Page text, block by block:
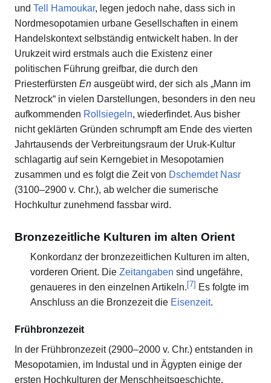
und Tell Hamoukar, legen jedoch nahe, dass sich in
Nordmesopotamien urbane Gesellschaften in einem
Handelskontext selbständig entwickelt haben. In der
Urukzeit wird erstmals auch die Existenz einer
politischen Führung greifbar, die durch den
Priesterfürsten En ausgeübt wird, der sich als „Mann im
Netzrock“ in vielen Darstellungen, besonders in den neu
aufkommenden Rollsiegeln, wiederfindet. Aus bisher
nicht geklärten Gründen schrumpft am Ende des vierten
Jahrtausends der Verbreitungsraum der Uruk-Kultur
schlagartig auf sein Kerngebiet in Mesopotamien
zusammen und es folgt die Zeit von Dschemdet Nasr
(3100–2900 v. Chr.), ab welcher die sumerische
Hochkultur zunehmend fassbar wird.
Bronzezeitliche Kulturen im alten Orient
Konkordanz der bronzezeitlichen Kulturen im alten,
vorderen Orient. Die Zeitangaben sind ungefähre,
genaueres in den einzelnen Artikeln.[7] Es folgte im
Anschluss an die Bronzezeit die Eisenzeit.
Frühbronzezeit
In der Frühbronzezeit (2900–2000 v. Chr.) entstanden in
Mesopotamien, im Industal und in Ägypten einige der
ersten Hochkulturen der Menschheitsgeschichte.